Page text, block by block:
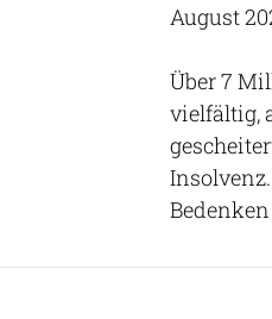
August
Über 7
vielfältig,